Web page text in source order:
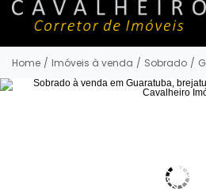
Home / Imóveis à venda / Sobrado /